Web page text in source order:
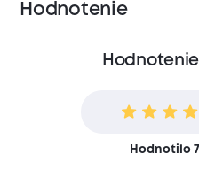
Hodnotenie
Hodnotilo 7